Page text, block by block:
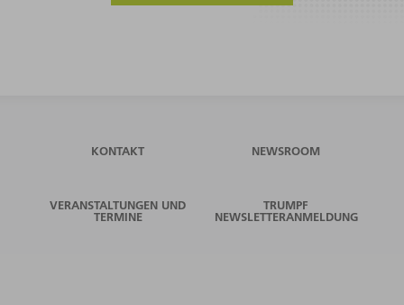
KONTAKT NEWSROOM
VERANSTALTUNGEN UND
TERMINE
TRUMPF
NEWSLETTERANMELDUNG